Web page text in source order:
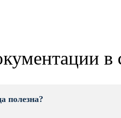
в
полезна?